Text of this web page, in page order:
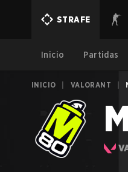
STRAFE
Inicio Partidas
INICIO VALORANT